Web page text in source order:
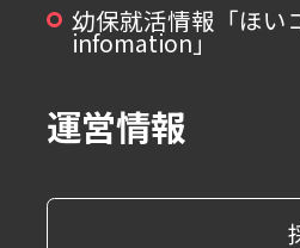
幼保就活情報「ほい
infomation」
運営情報